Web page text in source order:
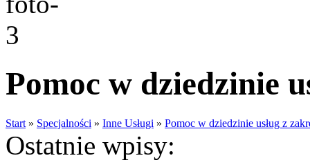
Pomoc w dziedzinie
Start » Specjalności » Inne Usługi » Pomoc w dziedzinie usług z
Ostatnie wpisy: